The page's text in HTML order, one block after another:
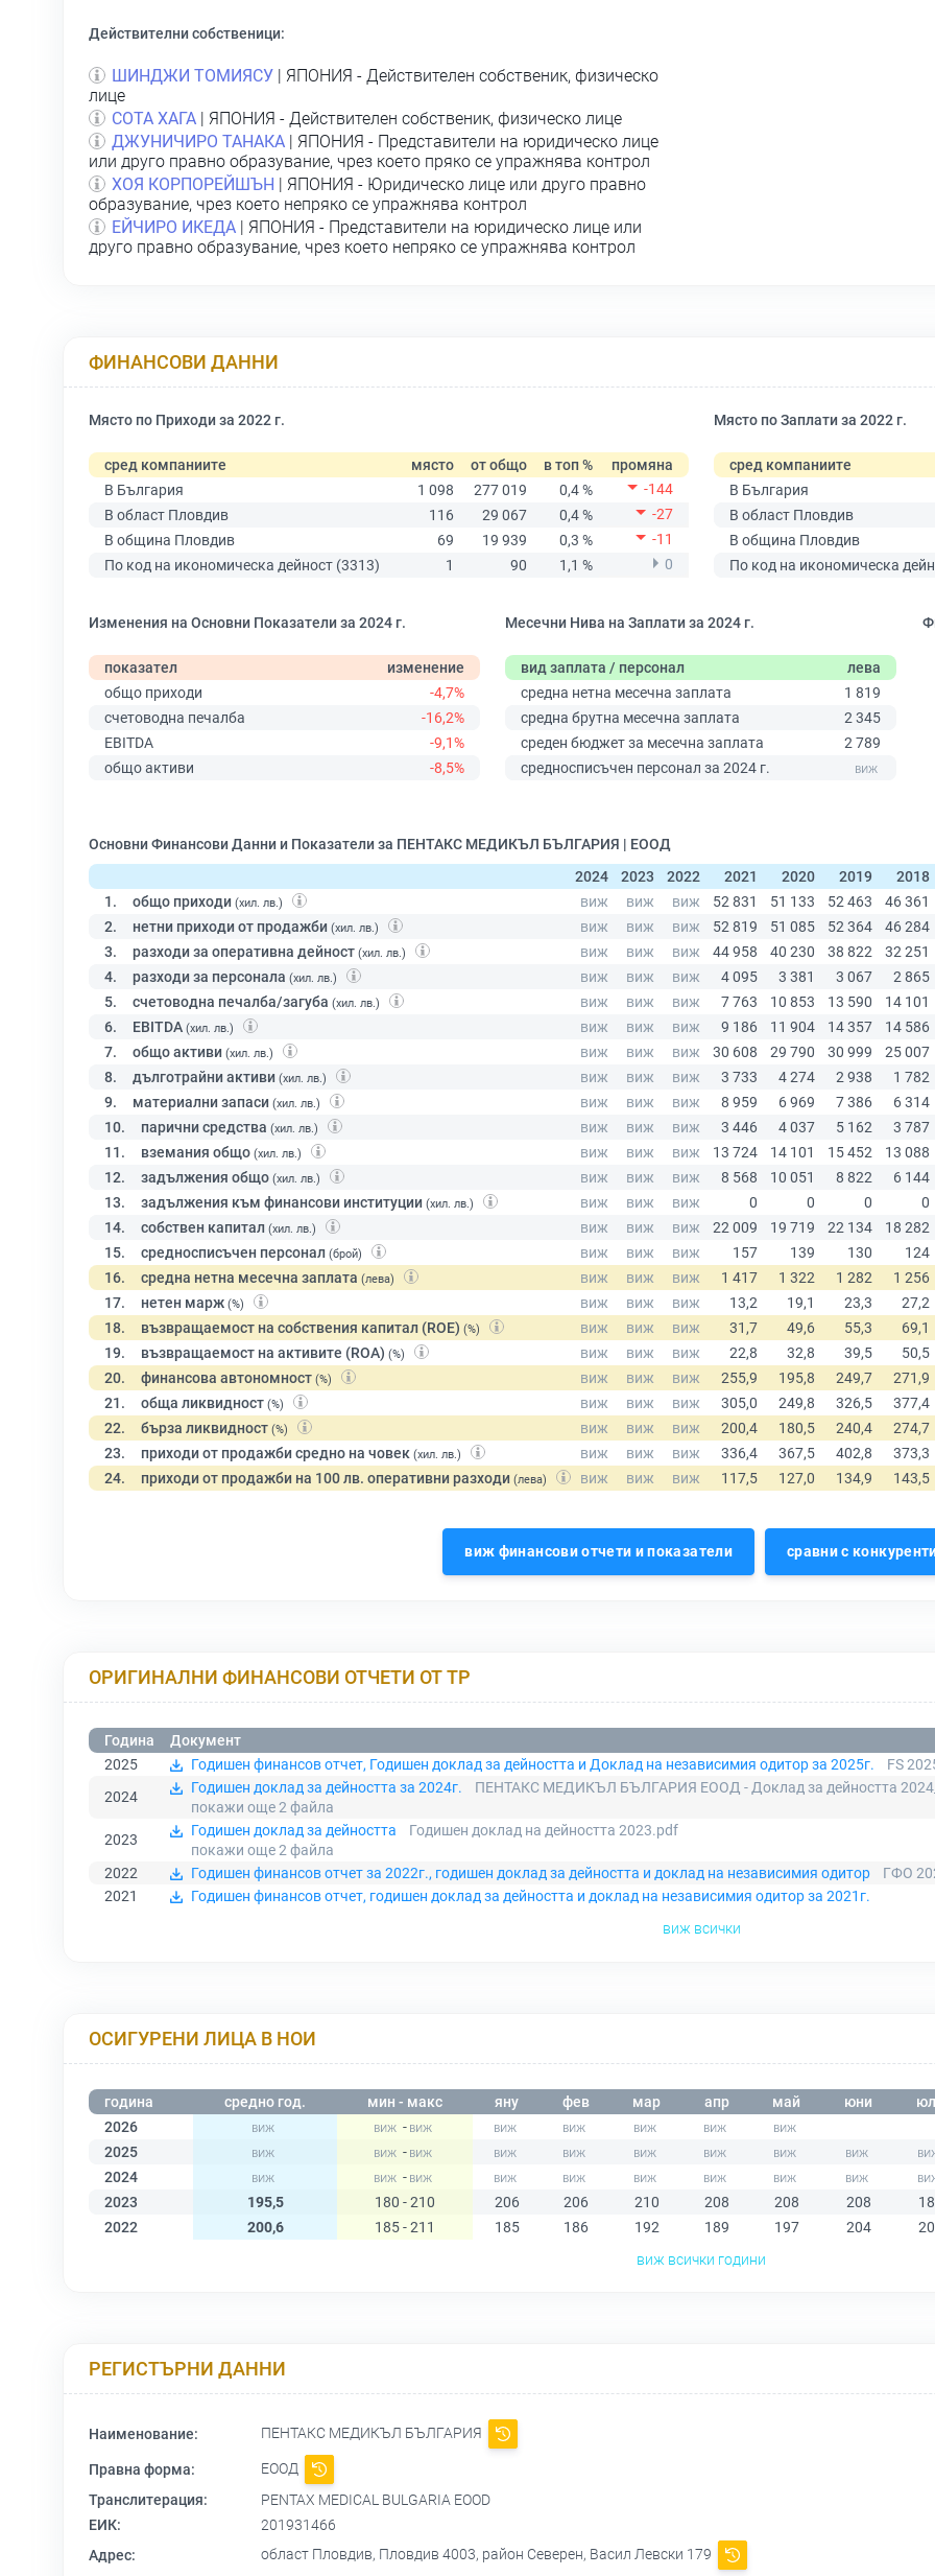
Действителни собственици:
ШИНДЖИ ТОМИЯСУ | ЯПОНИЯ - Действителен собственик, физическо
лице
СОТА ХАГА | ЯПОНИЯ - Действителен собственик, физическо лице
ДЖУНИЧИРО ТАНАКА | ЯПОНИЯ - Представители на юридическо лице
или друго правно образувание, чрез което пряко се упражнява контрол
ХОЯ КОРПОРЕЙШЪН | ЯПОНИЯ - Юридическо лице или друго правно
образувание, чрез което непряко се упражнява контрол
ЕЙЧИРО ИКЕДА | ЯПОНИЯ - Представители на юридическо лице или
друго правно образувание, чрез което непряко се упражнява контрол
ФИНАНСОВИ ДАННИ
Място по Приходи за 2022 г.
сред компаниите място от общо в топ %
промяна
В България
1 098 277 019 0,4 %
-144
В област Пловдив
116 29 067 0,4 %
-27
В община Пловдив
69 19 939 0,3 %
-11
По код на икономическа дейност (3313)
1 90 1,1 % 0
Място по Заплати за 2022 г.
сред компаниите
В България
В област Пловдив
В община Пловдив
По код на икономическа
Изменения на Основни Показатели за 2024 г.
показател
изменение
общо приходи
-4,7%
счетоводна печалба
-16,2%
EBITDA
-9,1%
общо активи
-8,5%
Месечни Нива на Заплати за 2024 г.
вид заплата / персонал
лева
средна нетна месечна заплата
1 819
средна брутна месечна заплата
2 345
среден бюджет за месечна заплата
2 789
средносписъчен персонал за 2024 г.
Основни Финансови Данни и Показатели за ПЕНТАКС МЕДИКЪЛ БЪЛГАРИЯ | ЕООД
2024
2023 2022 2021 2020 2019
2018
1.
общо приходи (хил. лв.)
2. нетни приходи от продажби (хил. лв.)
3. разходи за оперативна дейност (хил. лв.)
4. разходи за персонала (хил. лв.)
5. счетоводна печалба/загуба (хил. лв.)
6. EBITDA (хил. лв.)
7. общо активи (хил. лв.)
8. дълготрайни активи (хил. лв.)
9. материални запаси (хил. лв.)
10. парични средства (хил. лв.)
11. вземания общо (хил. лв.)
12. задължения общо (хил. лв.)
13. задължения към финансови институции (хил. лв.)
14. собствен капитал (хил. лв.)
15. средносписъчен персонал (брой)
16. средна нетна месечна заплата (лева)
17. нетен марж (%)
18. възвращаемост на собствения капитал (ROE) (%)
19. възвращаемост на активите (ROA) (%)
20. финансова автономност (%)
21. обща ликвидност (%)
22. бърза ликвидност (%)
23. приходи от продажби средно на човек (хил. лв.)
24. приходи от продажби на 100 лв. оперативни разходи (лева)
виж финансови отчети и показатели сравни с
ОРИГИНАЛНИ ФИНАНСОВИ ОТЧЕТИ ОТ ТР
Година
Документ
2025
Годишен финансов отчет, Годишен доклад за дейността и Доклад на независимия одитор за 2025г.
FS
2024
Годишен доклад за дейността за 2024г.
ПЕНТАКС МЕДИКЪЛ БЪЛГАРИЯ ЕООД - Доклад за дейността
покажи още 2 файла
2023
Годишен доклад за дейността
Годишен доклад на дейността 2023.pdf
покажи още 2 файла
2022
Годишен финансов отчет за 2022г., годишен доклад за дейността и доклад на независимия одитор
ГФО
2021
Годишен финансов отчет, годишен доклад за дейността и доклад на независимия одитор за 2021г.
виж всички
ОСИГУРЕНИ ЛИЦА В НОИ
година средно год. мин - макс яну фев мар апр май юни
2026
-
2025
-
2024
-
2023
195,5 180 - 210 206 206 210 208 208 208
2022
200,6 185 - 211 185 186 192 189 197 204
виж всички години
РЕГИСТЪРНИ ДАННИ
Наименование: ПЕНТАКС МЕДИКЪЛ БЪЛГАРИЯ
Правна форма:
ЕООД
Транслитерация:
PENTAX MEDICAL BULGARIA EOOD
ЕИК:
201931466
Адрес:
област Пловдив, Пловдив 4003, район Северен, Васил Левски 179